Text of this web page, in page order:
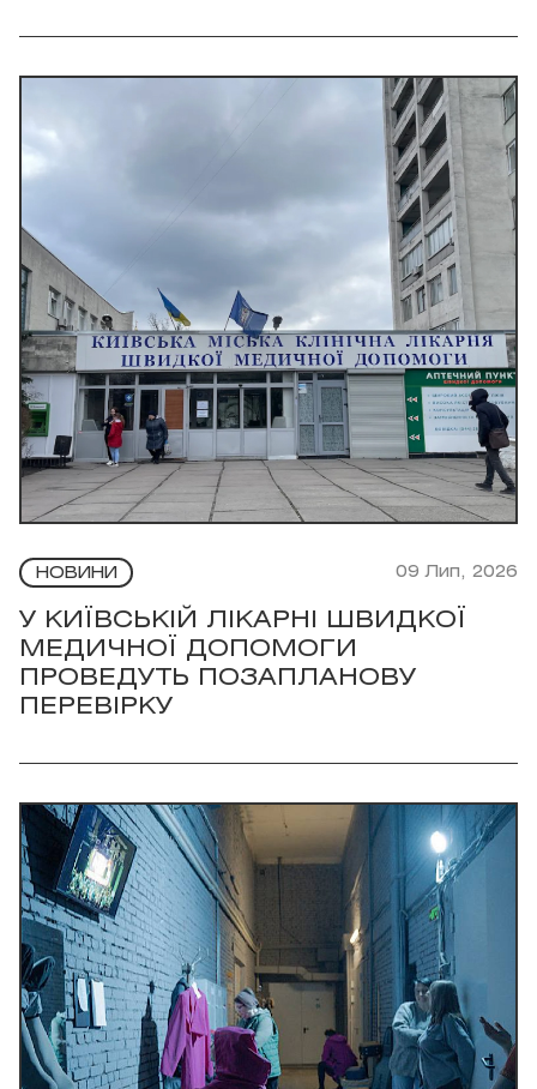
НОВИНИ 09 Лип, 2026
У КИЇВСЬКІЙ ЛІКАРНІ ШВИДКОЇ
МЕДИЧНОЇ ДОПОМОГИ
ПРОВЕДУТЬ ПОЗАПЛАНОВУ
ПЕРЕВІРКУ